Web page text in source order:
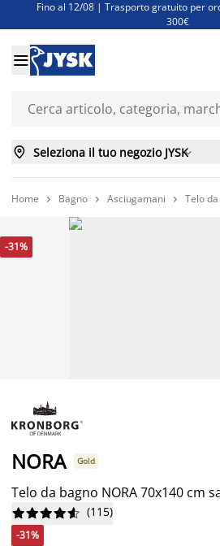
Fino al 12/08 | Trasporto gratuito per
300€
Super offerte d'estate | Oltre 1.500
Finanziamenti - Scegli il piano di

 Seleziona il tuo negozio JYSK
Home  Bagno  Asciugamani  Telo da
-31%
NORA Gold
Telo da bagno NORA 70x140 cm





 (115)
-31%